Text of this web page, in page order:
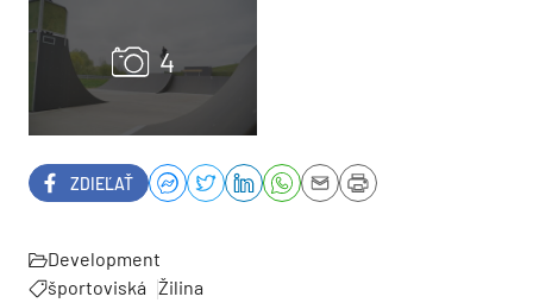
ZDIEĽAŤ
Development
športoviská Žilina